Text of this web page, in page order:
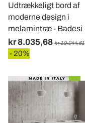
Udtrækkeligt bord af
moderne design i
melamintræ - Badesi
kr 8.035,68 kr 10.044,61
- 20%